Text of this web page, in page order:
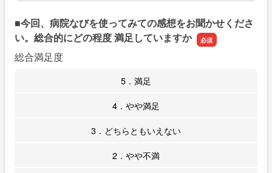
■今回、病院なびを使ってみての感想をお聞かせくださ
い。総合的にどの程度 満足していますか
総合満足度
5．満足
4．やや満足
3．どちらともいえない
2．やや不満